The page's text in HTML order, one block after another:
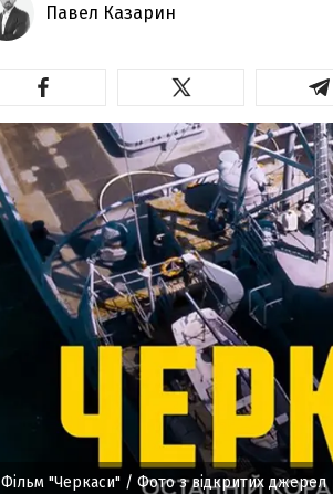
Павел Казарин
Фільм "Черкаси" / Фото з відкритих джерел